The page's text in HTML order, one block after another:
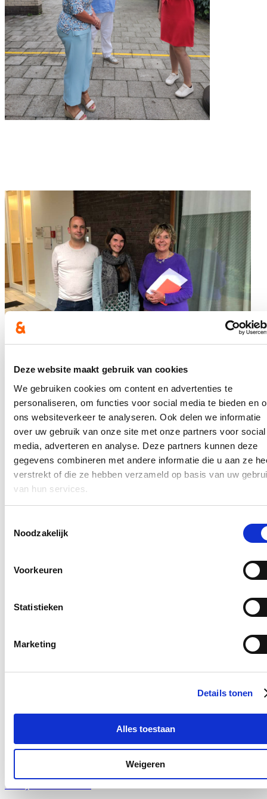
Deze website maakt gebruik van cookies
We gebruiken cookies om content en advertenties te
personaliseren, om functies voor social media te bieden en
ons websiteverkeer te analyseren. Ook delen we informatie
over uw gebruik van onze site met onze partners voor social
media, adverteren en analyse. Deze partners kunnen deze
gegevens combineren met andere informatie die u aan ze
verstrekt of die ze hebben verzameld op basis van uw
van hun services.
Noodzakelijk
Voorkeuren
Statistieken
Marketing
Details tonen
Alles toestaan
Weigeren
Welzijn & Gezondheid